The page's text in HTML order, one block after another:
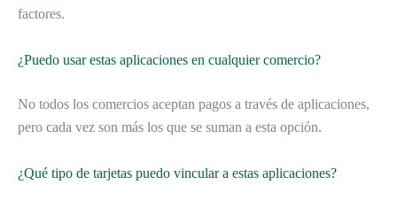
factores.
¿Puedo usar estas aplicaciones en cualquier comercio?
No todos los comercios aceptan pagos a través de aplicaciones,
pero cada vez son más los que se suman a esta opción.
¿Qué tipo de tarjetas puedo vincular a estas aplicaciones?